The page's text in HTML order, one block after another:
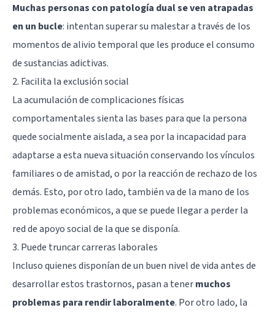
Muchas personas con patología dual se ven atrapadas
en un bucle: intentan superar su malestar a través de los
momentos de alivio temporal que les produce el consumo
de sustancias adictivas.
2. Facilita la exclusión social
La acumulación de complicaciones físicas
comportamentales sienta las bases para que la persona
quede socialmente aislada, a sea por la incapacidad para
adaptarse a esta nueva situación conservando los vínculos
familiares o de amistad, o por la reacción de rechazo de los
demás. Esto, por otro lado, también va de la mano de los
problemas económicos, a que se puede llegar a perder la
red de apoyo social de la que se disponía.
3. Puede truncar carreras laborales
Incluso quienes disponían de un buen nivel de vida antes de
desarrollar estos trastornos, pasan a tenermuchos
problemas para rendir laboralmente. Por otro lado, la